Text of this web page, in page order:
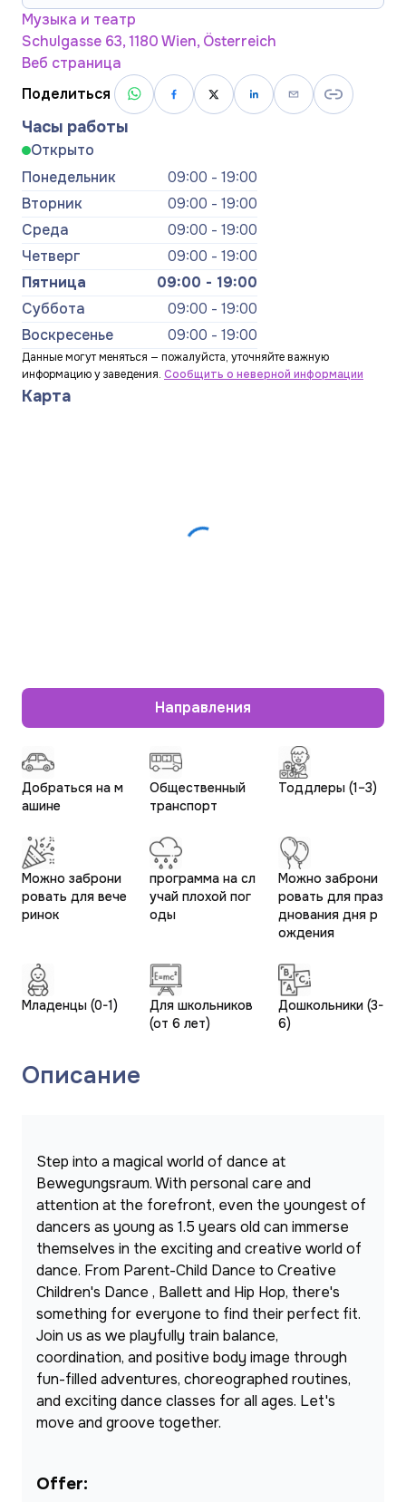
Добраться на м
ашине
Общественный
транспорт
Тоддлеры (1–3)
Можно заброни
ровать для вече
ринок
программа на сл
учай плохой пог
оды
Можно заброни
ровать для праз
днования дня р
ождения
Младенцы (0-1)
Для школьников
(от 6 лет)
Дошкольники (3-
6)
Описание
Step into a magical world of dance at
Bewegungsraum. With personal care and
attention at the forefront, even the youngest of
dancers as young as 1.5 years old can immerse
themselves in the exciting and creative world of
dance. From Parent-Child Dance to Creative
Children's Dance , Ballett and Hip Hop, there's
something for everyone to find their perfect fit.
Join us as we playfully train balance,
coordination, and positive body image through
fun-filled adventures, choreographed routines,
and exciting dance classes for all ages. Let's
move and groove together.
Offer:
Музыка и театр
Schulgasse 63, 1180 Wien, Österreich
Веб страница
Поделиться
Часы работы
Открыто
Понедельник
09:00 - 19:00
Вторник
09:00 - 19:00
Среда
09:00 - 19:00
Четверг
09:00 - 19:00
Пятница
09:00 - 19:00
Суббота
09:00 - 19:00
Воскресенье
09:00 - 19:00
Данные могут меняться — пожалуйста, уточняйте важную
информацию у заведения. Сообщить о неверной информации
Карта
Направления